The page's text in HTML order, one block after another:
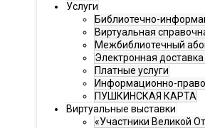
Услуги
Библиотечно-
Виртуальная
Межбиблиотечный
Электронная
Платные услуги
Информационно-
ПУШКИНСКАЯ КАРТА
Виртуальные выставки
«Участники Великой